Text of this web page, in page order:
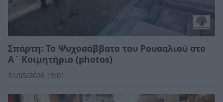
Σπάρτη: Το Ψυχοσάββατο του Ρουσαλιού στο
Α΄ Κοιμητήριο (photos)
31/05/2026 19:01